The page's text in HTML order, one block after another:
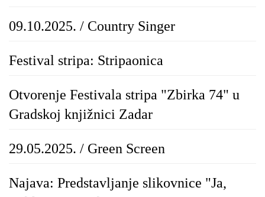
09.10.2025. / Country Singer
Festival stripa: Stripaonica
Otvorenje Festivala stripa "Zbirka 74" u
Gradskoj knjižnici Zadar
29.05.2025. / Green Screen
Najava: Predstavljanje slikovnice "Ja,